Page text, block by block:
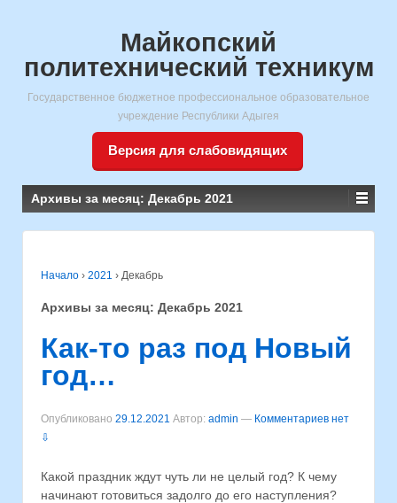
Майкопский
политехнический техникум
Государственное бюджетное профессиональное образовательное
учреждение Республики Адыгея
Версия для слабовидящих
Архивы за месяц: Декабрь 2021
Начало › 2021 › Декабрь
Архивы за месяц: Декабрь 2021
Как-то раз под Новый
год…
Опубликовано 29.12.2021 Автор: admin — Комментариев нет
⇩
Какой праздник ждут чуть ли не целый год? К чему
начинают готовиться задолго до его наступления?